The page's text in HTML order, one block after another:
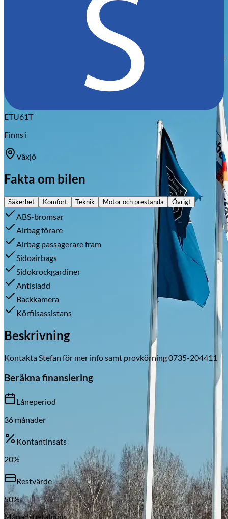
Skadeverkstad
ETU61T
Finns i
Växjö
Fakta om bilen
Säkerhet Komfort Teknik Motor och prestanda Övrigt
ABS-bromsar
Airbag förare
Airbag passagerare fram
Sidoairbags
Sidokrockgardiner
Antisladd
Backkamera
Körfilsassistans
Beskrivning
Kontakta Stefan för mer info samt provkörning 0735-204411
Beräkna finansiering
Låneperiod
36 månader
Kontantinsats
20%
Restvärde
50%
Månadsbetalning